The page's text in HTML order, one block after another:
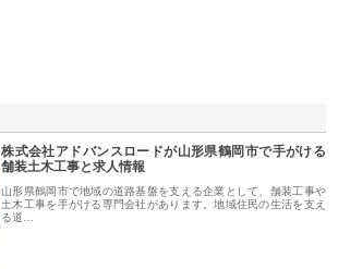
株式会社アドバンスロードが山形県鶴岡市で手がける
舗装土木工事と求人情報
山形県鶴岡市で地域の道路基盤を支える企業として、舗装工事や
土木工事を手がける専門会社があります。地域住民の生活を支え
る道…